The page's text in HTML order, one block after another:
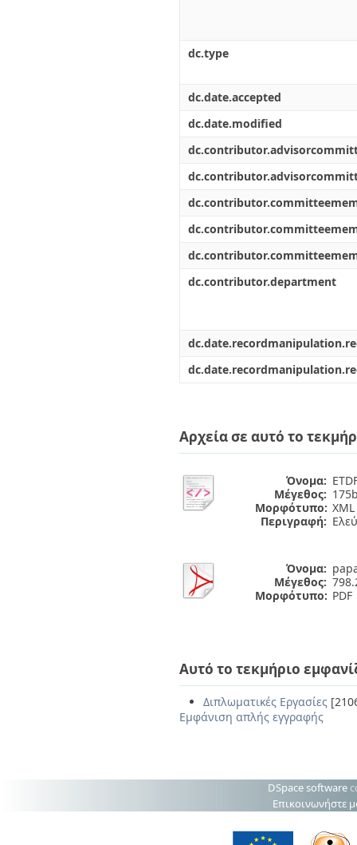
dc.type
dc.date.accepted
dc.date.modified
dc.contributor.department
Αρχεία σε αυτό το
Όνομα:
Μέγεθος:
Μορφότυπο: XML
Περιγραφή:
Όνομα:
Μέγεθος:
Μορφότυπο: PDF
Αυτό το τεκμήριο
Διπλωματικές Εργασίες
Εμφάνιση απλής εγγραφής
DSpace software
Επικοινωνήστε